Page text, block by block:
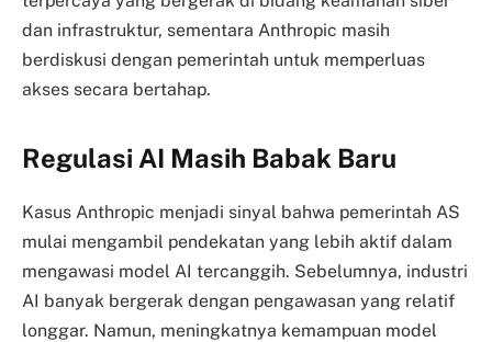
dan infrastruktur, sementara Anthropic masih
berdiskusi dengan pemerintah untuk memperluas
akses secara bertahap.
Regulasi AI Masih Babak Baru
Kasus Anthropic menjadi sinyal bahwa pemerintah AS
mulai mengambil pendekatan yang lebih aktif dalam
mengawasi model AI tercanggih. Sebelumnya, industri
AI banyak bergerak dengan pengawasan yang relatif
longgar. Namun, meningkatnya kemampuan model